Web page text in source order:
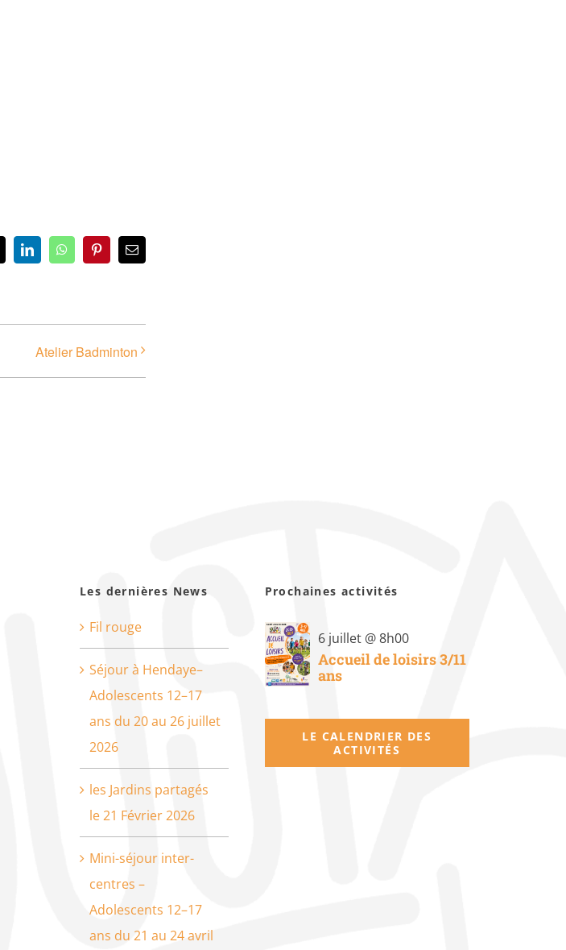
LinkedInWhatsAppPinterestEmail
Atelier Badminton
Les dernières News
Fil rouge
Séjour à Hendaye–
Adolescents 12–17
ans du 20 au 26 juillet
2026
les Jardins partagés
le 21 Février 2026
Mini-séjour inter-
centres –
Adolescents 12–17
ans du 21 au 24 avril
Prochaines activités
6 juillet @ 8h00
Accueil de loisirs 3/11
ans
LE CALENDRIER DES
ACTIVITÉS